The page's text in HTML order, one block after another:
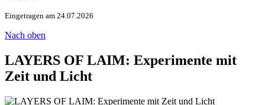
Eingetragen am 24.07.2026
Nach oben
LAYERS OF LAIM: Experimente mit
Zeit und Licht